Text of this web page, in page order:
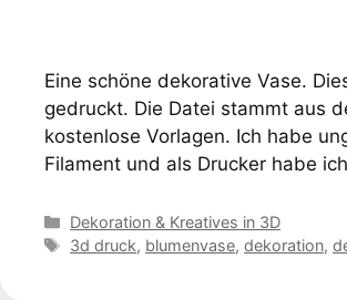
Eine schöne dekorative Vase.
gedruckt. Die Datei stammt aus
kostenlose Vorlagen. Ich habe
Filament und als Drucker habe
Kategorien
Dekoration & Kreatives in 3D
Schlagwörter
3d druck, blumenvase,dekoration,